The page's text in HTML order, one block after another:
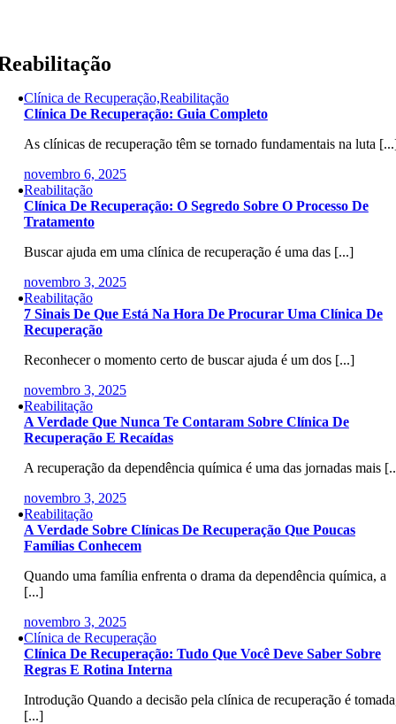
Clínica de Recuperação,Reabilitação
Clínica De Recuperação: Guia Completo
As clínicas de recuperação têm se tornado fundamentais na luta
novembro 6, 2025
Reabilitação
Clínica De Recuperação: O Segredo Sobre O Processo De
Tratamento
Buscar ajuda em uma clínica de recuperação é uma das [...]
novembro 3, 2025
Reabilitação
7 Sinais De Que Está Na Hora De Procurar Uma Clínica De
Recuperação
Reconhecer o momento certo de buscar ajuda é um dos [...]
novembro 3, 2025
Reabilitação
A Verdade Que Nunca Te Contaram Sobre Clínica De
Recuperação E Recaídas
A recuperação da dependência química é uma das jornadas mais
novembro 3, 2025
Reabilitação
A Verdade Sobre Clínicas De Recuperação Que Poucas
Famílias Conhecem
Quando uma família enfrenta o drama da dependência química, a
[...]
novembro 3, 2025
Clínica de Recuperação
Clínica De Recuperação: Tudo Que Você Deve Saber Sobre
Regras E Rotina Interna
Introdução Quando a decisão pela clínica de recuperação é
[...]